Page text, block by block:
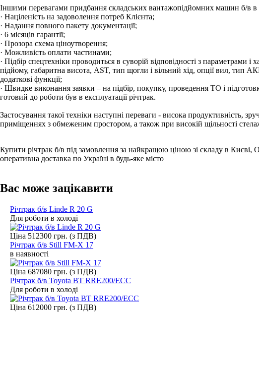
Іншими перевагами придбання складських вантажопідйомних машин б/в
· Націленість на задоволення потреб Клієнта;
· Надання повного пакету документації;
· 6 місяців гарантії;
· Прозора схема ціноутворення;
· Можливість оплати частинами;
· Підбір спецтехніки проводиться в суворій відповідності з
підйому, габаритна висота, AST, тип щогли і вільний хід, опції вил, тип
додаткові функції;
· Швидке виконання заявки – на підбір, покупку, проведення ТО і
готовий до роботи був в експлуатації річтрак.
Застосування такої техніки наступні переваги - висока продуктивність,
приміщеннях з обмеженим простором, а також при високій щільності
Купити річтрак б/в під замовлення за найкращою ціною зі складу в
оперативна доставка по Україні в будь-яке місто
Вас може зацікавити
Річтрак б/в Linde R 20 G
Для роботи в холоді
Ціна 512300 грн. (з ПДВ)
Річтрак б/в Still FM-X 17
в наявності
Ціна 687080 грн. (з ПДВ)
Річтрак б/в Toyota BT RRE200/ECC
Для роботи в холоді
Ціна 612000 грн. (з ПДВ)